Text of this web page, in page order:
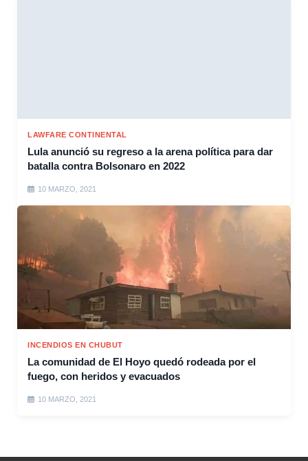
LAWFARE CONTINENTAL
Lula anunció su regreso a la arena política para dar
batalla contra Bolsonaro en 2022
10 MARZO, 2021
INCENDIOS EN CHUBUT
La comunidad de El Hoyo quedó rodeada por el
fuego, con heridos y evacuados
10 MARZO, 2021